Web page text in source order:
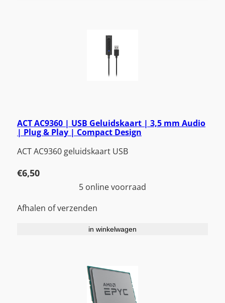
ACT AC9360 | USB Geluidskaart | 3,5 mm Audio
| Plug & Play | Compact Design
ACT AC9360 geluidskaart USB
€6,50
5 online voorraad
Afhalen of verzenden
in winkelwagen